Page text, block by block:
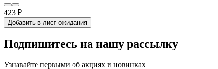
423 ₽
Добавить в лист ожидания
Подпишитесь на нашу рассылку
Узнавайте первыми об акциях и новинках